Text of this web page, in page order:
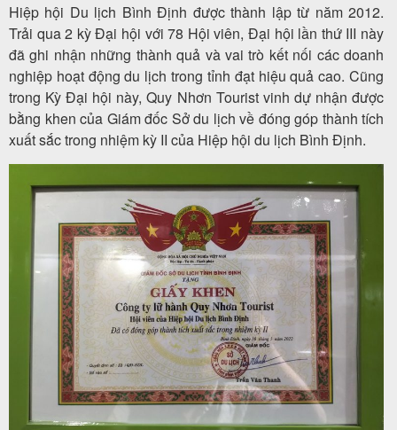
Combo
Quy
Nhơn
khởi
Về
Hiệp hội Du lịch Bình Định được thành lập từ năm 2012.
Trải qua 2 kỳ Đại hội với 78 Hội viên, Đại hội lần thứ III này
đã ghi nhận những thành quả và vai trò kết nối các doanh
nghiệp hoạt động du lịch trong tỉnh đạt hiệu quả cao. Cũng
trong Kỳ Đại hội này, Quy Nhơn Tourist vinh dự nhận được
bằng khen của Giám đốc Sở du lịch về đóng góp thành tích
xuất sắc trong nhiệm kỳ II của Hiệp hội du lịch Bình Định.